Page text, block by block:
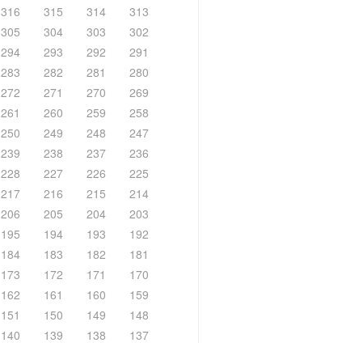
316 315 314
313
305 304 303
302
294 293 292
291
283 282 281
280
272 271 270
269
261 260 259
258
250 249 248
247
239 238 237
236
228 227 226
225
217 216 215
214
206 205 204
203
195 194 193
192
184 183 182
181
173 172 171
170
162 161 160
159
151 150 149
148
140 139 138 137